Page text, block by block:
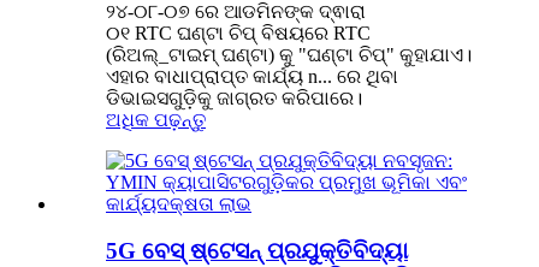
୨୪-୦୮-୦୭ ରେ ଆଡମିନଙ୍କ ଦ୍ଵାରା
୦୧ RTC ଘଣ୍ଟା ଚିପ୍ ବିଷୟରେ RTC
(ରିଅଲ୍_ଟାଇମ୍ ଘଣ୍ଟା) କୁ "ଘଣ୍ଟା ଚିପ୍" କୁହାଯାଏ।
ଏହାର ବାଧାପ୍ରାପ୍ତ କାର୍ଯ୍ୟ n... ରେ ଥିବା
ଡିଭାଇସଗୁଡ଼ିକୁ ଜାଗ୍ରତ କରିପାରେ।
ଅଧିକ ପଢ଼ନ୍ତୁ
5G ବେସ୍ ଷ୍ଟେସନ୍ ପ୍ରଯୁକ୍ତିବିଦ୍ୟା